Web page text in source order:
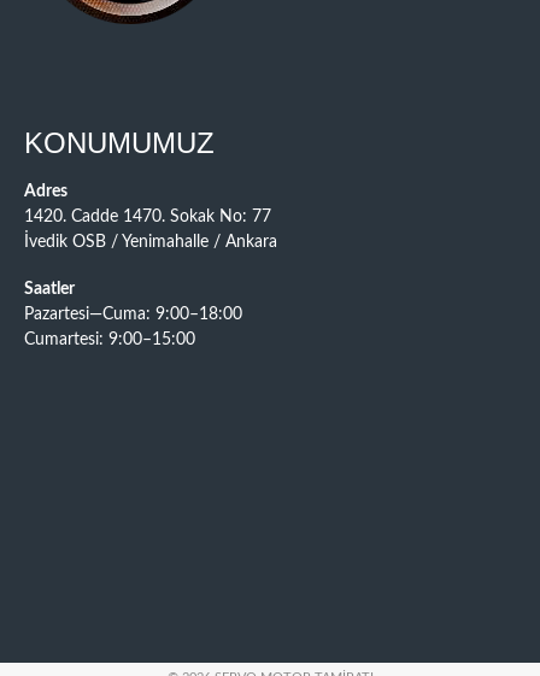
KONUMUMUZ
Adres
1420. Cadde 1470. Sokak No: 77
İvedik OSB / Yenimahalle / Ankara
Saatler
Pazartesi—Cuma: 9:00–18:00
Cumartesi: 9:00–15:00